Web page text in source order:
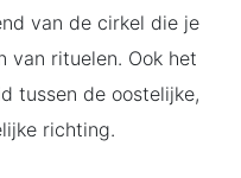
van de cirkel die je
van rituelen. Ook het
tussen de oostelijke,
richting.